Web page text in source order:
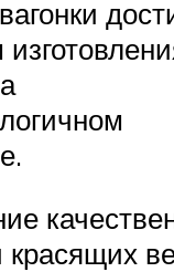
красящих